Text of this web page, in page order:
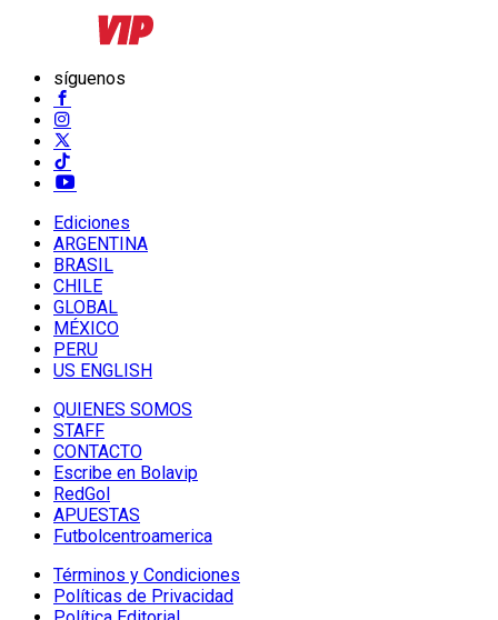
síguenos
Ediciones
ARGENTINA
BRASIL
CHILE
GLOBAL
MÉXICO
PERU
US ENGLISH
QUIENES SOMOS
STAFF
CONTACTO
Escribe en Bolavip
RedGol
APUESTAS
Futbolcentroamerica
Términos y Condiciones
Políticas de Privacidad